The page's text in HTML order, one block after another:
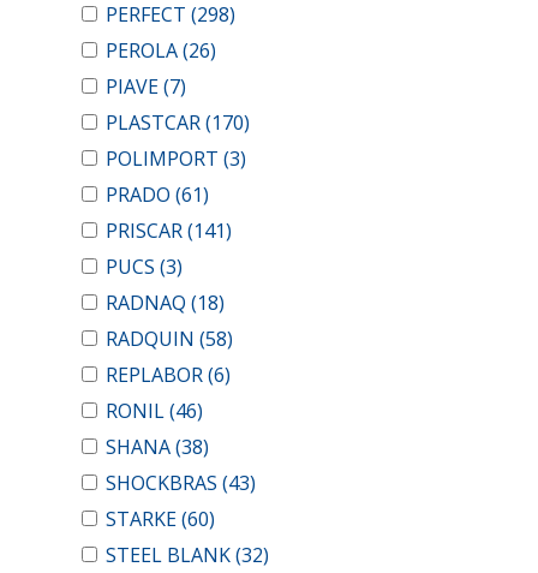
PERFECT (298)
PEROLA(26)
PIAVE(7)
PLASTCAR(170)
POLIMPORT (3)
PRADO (61)
PRISCAR(141)
PUCS (3)
RADNAQ (18)
RADQUIN (58)
REPLABOR(6)
RONIL(46)
SHANA(38)
SHOCKBRAS (43)
STARKE(60)
STEEL BLANK(32)